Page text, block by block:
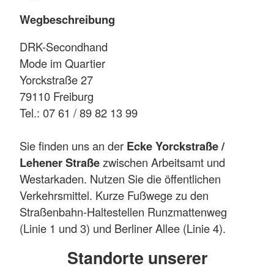
Wegbeschreibung
DRK-Secondhand
Mode im Quartier
Yorckstraße 27
79110 Freiburg
Tel.: 07 61 / 89 82 13 99
Sie finden uns an der Ecke Yorckstraße /
Lehener Straßezwischen Arbeitsamt und
Westarkaden. Nutzen Sie die öffentlichen
Verkehrsmittel. Kurze Fußwege zu den
Straßenbahn-Haltestellen Runzmattenweg
(Linie 1 und 3) und Berliner Allee (Linie 4).
Standorte unserer